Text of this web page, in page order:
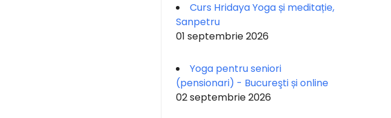
Curs Hridaya Yoga și meditație,
Sanpetru
01 septembrie 2026
Yoga pentru seniori
(pensionari) - Bucureşti și online
02 septembrie 2026